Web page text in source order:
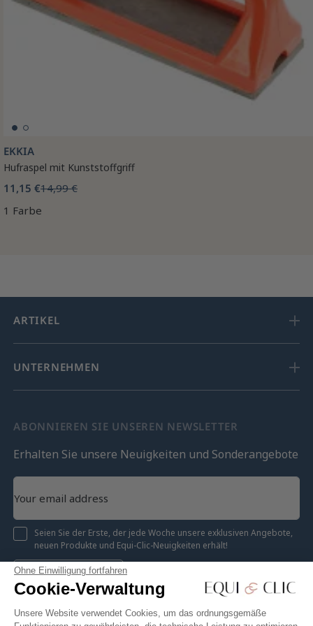
Ohne Einwilligung fortfahren
Cookie-Verwaltung
Unsere Website verwendet Cookies, um das ordnungsgemäße
EKKIA
Hufraspel mit Kunststoffgriff
11,15 €14,99 €
1 Farbe
ARTIKEL
UNTERNEHMEN
ABONNIEREN SIE UNSEREN NEWSLETTER
Erhalten Sie unsere Neuigkeiten und Sonderangebote
Seien Sie der Erste, der jede Woche unsere exklusiven Angebote,
neuen Produkte und Equi-Clic-Neuigkeiten erhält!
Registrieren